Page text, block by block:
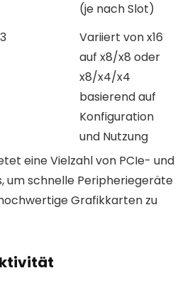
(je nach Slot)
3
Variiert von x16
auf x8/x8 oder
x8/x4/x4
basierend auf
Konfiguration
und Nutzung
eine Vielzahl von PCIe- und
um schnelle Peripheriegeräte
Grafikkarten zu